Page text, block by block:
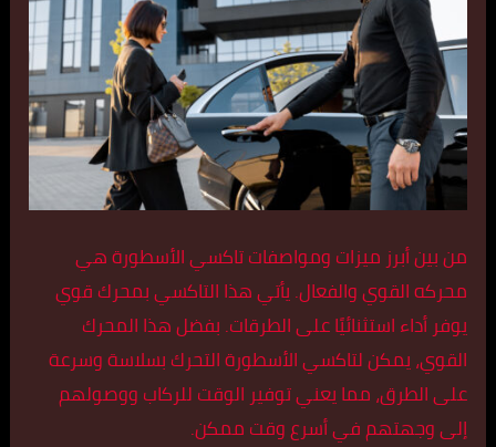
من بين أبرز ميزات ومواصفات تاكسي الأسطورة هي
محركه القوي والفعال. يأتي هذا التاكسي بمحرك قوي
يوفر أداء استثنائيًا على الطرقات. بفضل هذا المحرك
القوي، يمكن لتاكسي الأسطورة التحرك بسلاسة وسرعة
على الطرق، مما يعني توفير الوقت للركاب ووصولهم
إلى وجهتهم في أسرع وقت ممكن.